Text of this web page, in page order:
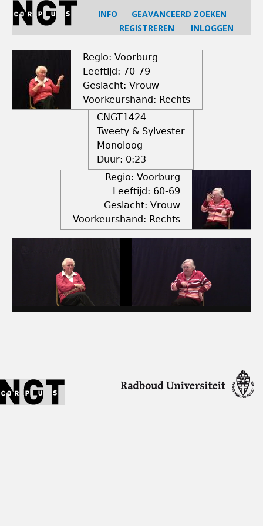
Jump
navigation
INFO
GEAVANCEERD ZOEKEN
REGISTREREN
INLOGGEN
Regio: Voorburg
Leeftijd: 70-79
Geslacht: Vrouw
Voorkeurshand: Rechts
CNGT1424
Tweety & Sylvester
Monoloog
Duur: 0:23
Regio: Voorburg
Leeftijd: 60-69
Geslacht: Vrouw
Voorkeurshand: Rechts